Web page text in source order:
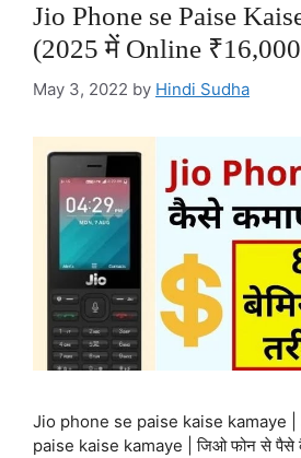
Jio Phone se Paise
(2025 में Online
May 3, 2022 by Hindi Sudha
Jio phone se paise kaise kamaye
paise kaise kamaye | जिओ फोन से पैसे